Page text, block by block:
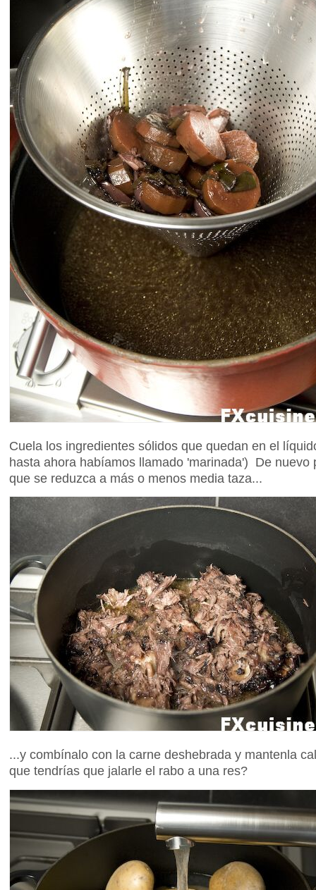
Cuela los ingredientes sólidos que quedan en el
hasta ahora habíamos llamado 'marinada') De nuevo
que se reduzca a más o menos media taza...
...y combínalo con la carne deshebrada y mantenla
que tendrías que jalarle el rabo a una res?